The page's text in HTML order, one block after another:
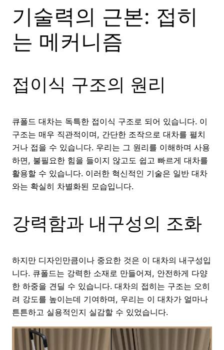
기술력의 근본: 접히
는 메커니즘
접이식 구조의 원리
큐폴드 대차는 독특한 접이식 구조로 되어 있습니다. 이
구조는 매우 직관적이며, 간단한 조작으로 대차를 펼치
거나 접을 수 있습니다. 우리는 그 원리를 이해하며 사용
하면, 불필요한 힘을 들이지 않고도 쉽고 빠르게 대차를
활용할 수 있습니다. 이러한 혁신적인 기술은 일반 대차
와는 확실히 차별화된 모습입니다.
강력함과 내구성의 조화
하지만 디자인만큼이나 중요한 것은 이 대차의 내구성입
니다. 큐폴드는 강력한 소재로 만들어져, 안전하게 다양
한 하중을 견딜 수 있습니다. 대차의 접히는 구조는 오히
려 강도를 높이는데 기여하며, 우리는 이 대차가 얼마나
튼튼하고 실용적인지 실감할 수 있었습니다.